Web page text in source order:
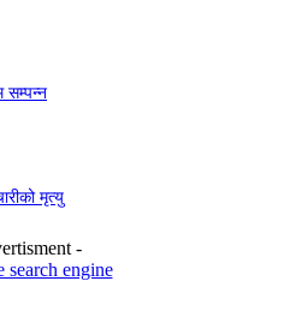
सम्पन्न
मृत्यु
-